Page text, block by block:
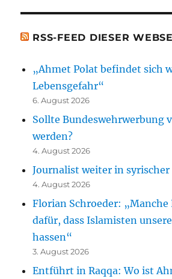
RSS-FEED DIESER
„Ahmet Polat befindet sich
Lebensgefahr“
6. August 2026
Sollte Bundeswehrwerbung
werden?
4. August 2026
Journalist weiter in syrischer
4. August 2026
Florian Schroeder:
dafür, dass Islamisten
hassen“
3. August 2026
Entführt in Raqqa: Wo ist